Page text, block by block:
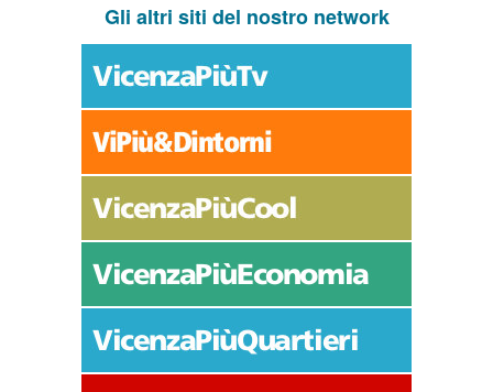
Gli altri siti del nostro network